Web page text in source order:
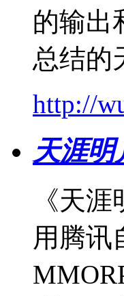
的输出
总结的
http://
天涯明
《天
用腾讯